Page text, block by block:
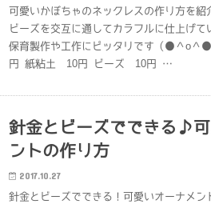
可愛いかぼちゃのネックレスの作り方を
ビーズを交互に通してカラフルに仕上げ
保育製作や工作にピッタリです（●＾o
円 紙粘土 10円 ビーズ 10円 …
針金とビーズでできる♪
ントの作り方
2017.10.27
針金とビーズでできる！可愛いオーナメン